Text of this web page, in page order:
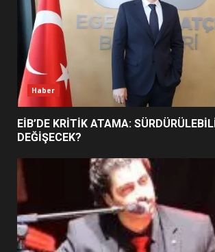
6
BURHANİYE SATRANÇ
TURNUVASI KAYITLARI
DEĞİŞTİRİYOR?
BURHANİYE
YENİ YÖNETİM NASIL
Haber
EİB’DE KRİTİK ATAMA:
DEĞİŞECEK?